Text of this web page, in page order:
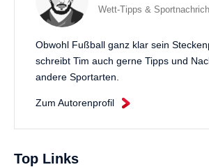
Wett-Tipps &
Obwohl Fußball ganz klar sein
schreibt Tim auch gerne Tipps und
andere Sportarten.
Zum Autorenprofil
Top Links